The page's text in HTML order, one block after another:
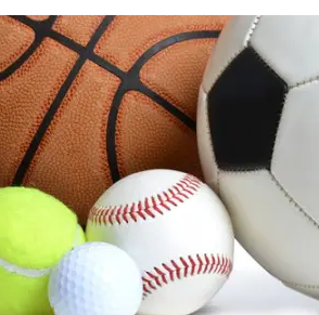
לקוחות – משרד יחסי ציבור רונן הלל
חדר חדשות
המלצות
ניהול מוניטין
צור קשר